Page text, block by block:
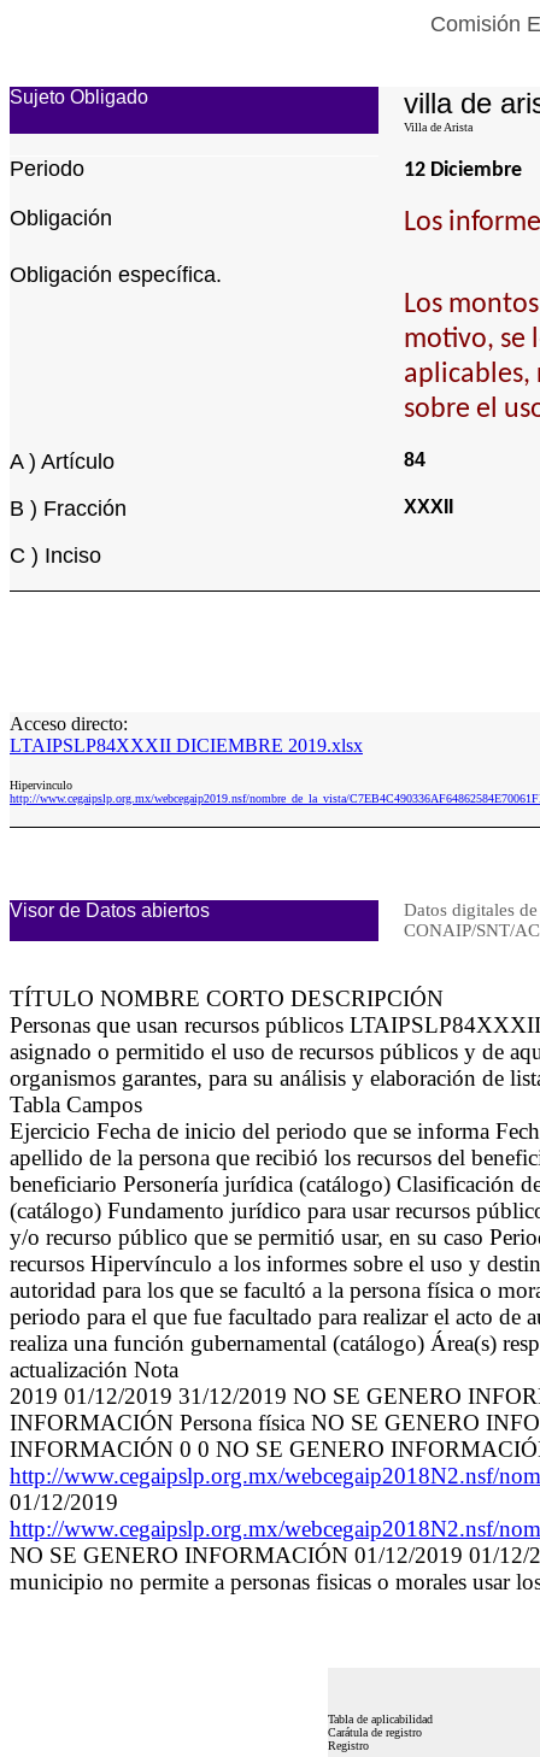
Comisión
Sujeto Obligado villa de
Villa de Arista
Periodo 12 Diciembre
Obligación Los
Obligación específica.
Los
motivo, se
aplicables,
sobre el
A ) Artículo 84
B ) Fracción XXXII
C ) Inciso
Acceso directo:
LTAIPSLP84XXXII DICIEMBRE 2019.xlsx
Hipervinculo
http://www.cegaipslp.org.mx/webcegaip2019.nsf/nombre_de_la_vista/
Visor de Datos abiertos
Datos digitales
CONAIP/SNT/
TÍTULO NOMBRE CORTO DESCRIPCIÓN
Personas que usan recursos públicos
asignado o permitido el uso de recursos públicos y de
organismos garantes, para su análisis y elaboración de
Tabla Campos
Ejercicio Fecha de inicio del periodo que se informa
apellido de la persona que recibió los recursos del
beneficiario Personería jurídica (catálogo) Clasificación
(catálogo) Fundamento jurídico para usar recursos
y/o recurso público que se permitió usar, en su caso
recursos Hipervínculo a los informes sobre el uso y
autoridad para los que se facultó a la persona física o
periodo para el que fue facultado para realizar el acto
realiza una función gubernamental (catálogo) Área(s)
actualización Nota
2019 01/12/2019 31/12/2019 NO SE GENERO
INFORMACIÓN Persona física NO SE GENERO
INFORMACIÓN 0 0 NO SE GENERO
http://www.cegaipslp.org.mx/webcegaip2018N2.nsf/
01/12/2019
http://www.cegaipslp.org.mx/webcegaip2018N2.nsf/
NO SE GENERO INFORMACIÓN 01/12/2019 01/12/
municipio no permite a personas fisicas o morales usar
Tabla de aplicabilidad
Carátula de registro
Registro